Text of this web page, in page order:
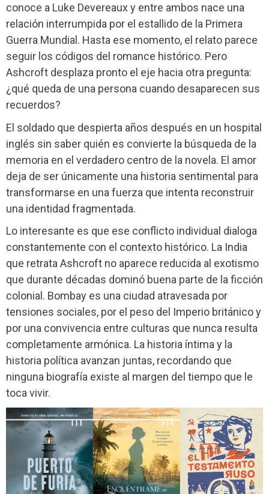
conoce a Luke Devereaux y entre ambos nace una
relación interrumpida por el estallido de la Primera
Guerra Mundial. Hasta ese momento, el relato parece
seguir los códigos del romance histórico. Pero
Ashcroft desplaza pronto el eje hacia otra pregunta:
¿qué queda de una persona cuando desaparecen sus
recuerdos?
El soldado que despierta años después en un hospital
inglés sin saber quién es convierte la búsqueda de la
memoria en el verdadero centro de la novela. El amor
deja de ser únicamente una historia sentimental para
transformarse en una fuerza que intenta reconstruir
una identidad fragmentada.
Lo interesante es que ese conflicto individual dialoga
constantemente con el contexto histórico. La India
que retrata Ashcroft no aparece reducida al exotismo
que durante décadas dominó buena parte de la ficción
colonial. Bombay es una ciudad atravesada por
tensiones sociales, por el peso del Imperio británico y
por una convivencia entre culturas que nunca resulta
completamente armónica. La historia íntima y la
historia política avanzan juntas, recordando que
ninguna biografía existe al margen del tiempo que le
toca vivir.